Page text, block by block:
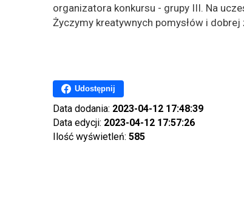
organizatora konkursu - grupy III. Na
Życzymy kreatywnych pomysłów i
Udostępnij
Data dodania: 2023-04-12 17:48:39
Data edycji: 2023-04-12 17:57:26
Ilość wyświetleń: 585